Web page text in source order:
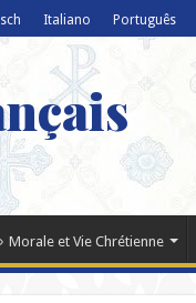
Italiano Português
Morale et Vie Chrétienne